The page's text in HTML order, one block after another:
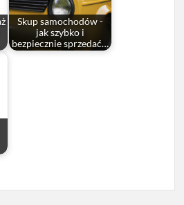
Skup samochodów -
jak szybko i
bezpiecznie sprzedać…